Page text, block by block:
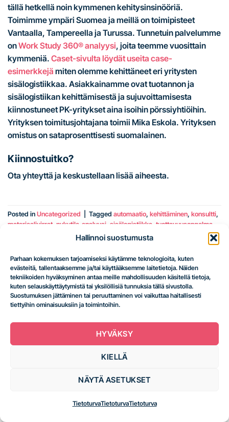
Hallinnoi suostumusta
Parhaan kokemuksen tarjoamiseksi käytämme teknologioita, kuten
evästeitä, tallentaaksemme ja/tai käyttääksemme laitetietoja. Näiden
tekniikoiden hyväksyminen antaa meille mahdollisuuden käsitellä tietoja,
kuten selauskäyttäytymistä tai yksilöllisiä tunnuksia tällä sivustolla.
Suostumuksen jättäminen tai peruuttaminen voi vaikuttaa haitallisesti
tiettyihin ominaisuuksiin ja toimintoihin.
HYVÄKSY
KIELLÄ
NÄYTÄ ASETUKSET
TietoturvaTietoturvaTietoturva
tällä hetkellä noin kymmenen kehitysinsinööriä.
Toimimme ympäri Suomea ja meillä on toimipisteet
Vantaalla, Tampereella ja Turussa. Tunnetuin palvelumme
onWork Study 360® analyysi, joita teemme vuosittain
kymmeniä. Caset-sivulta löydät useita case-
esimerkkejä miten olemme kehittäneet eri yritysten
sisälogistiikkaa. Asiakkainamme ovat tuotannon ja
sisälogistiikan kehittämisestä ja sujuvoittamisesta
kiinnostuneet PK-yritykset aina isoihin pörssiyhtiöihin.
Yrityksen toimitusjohtajana toimii Mika Eskola. Yrityksen
omistus on sataprosenttisesti suomalainen.
Kiinnostuitko?
Ota yhteyttä ja keskustellaan lisää aiheesta.
Posted in Uncategorized Tagged automaatio, kehittäminen, konsultti,
materiaalivirrat nykytila-analyysi sisälogistiikka tuottavuusongelma
Varastonhallintajärjestelmä,vastuullisuus,wms,
UNCATEGORIZED
WMS-järjestelmän käyttöönotto –
Askeleet onnistuneeseen
implementointiin
10.6.2025BYJUSSI HUHTANEN
WMS-järjestelmä ei ole taikatemppu, mutta se voi tehdä
käyttöönotto tehdään oikein, järjestelmä ei vain seuraa